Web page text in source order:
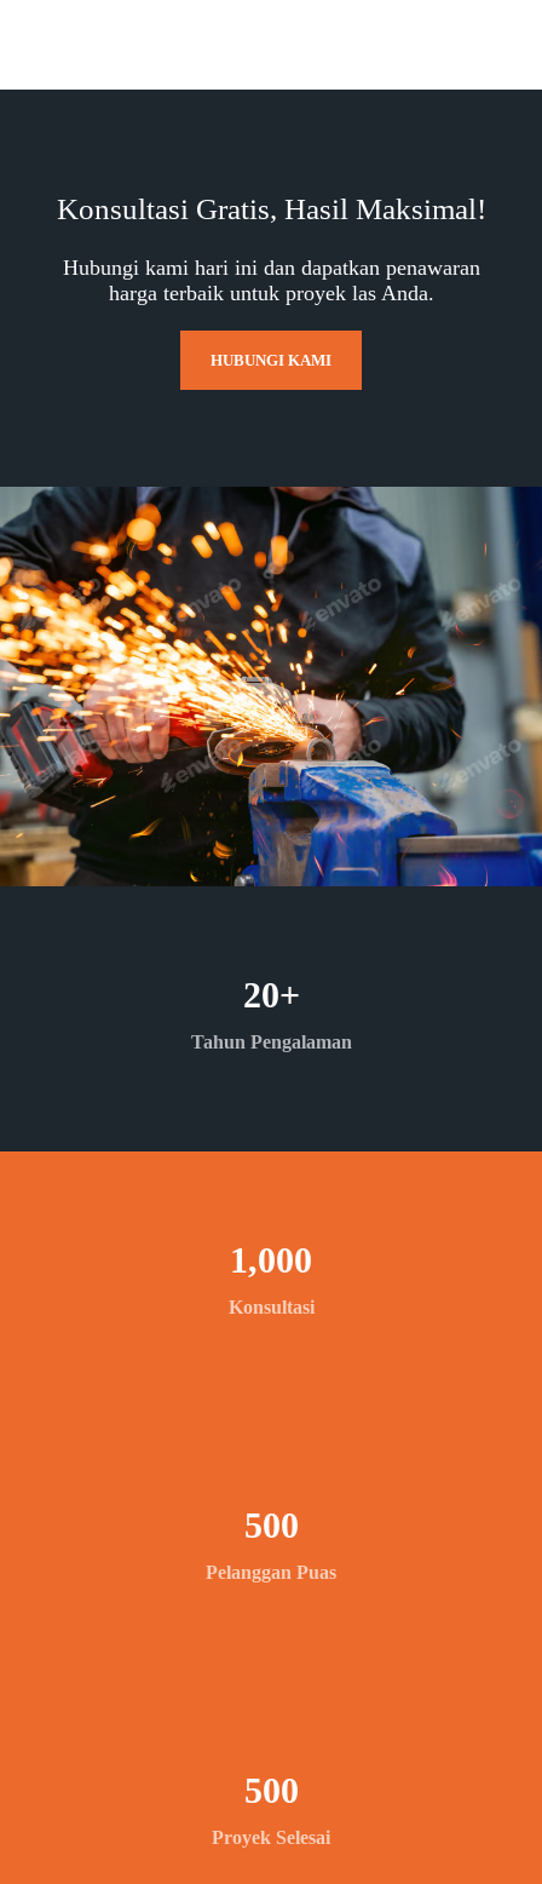
Konsultasi Gratis, Hasil Maksimal!
Hubungi kami hari ini dan dapatkan penawaran
harga terbaik untuk proyek las Anda.
HUBUNGI KAMI
Tahun Pengalaman
20+
Konsultasi
1,000
Pelanggan Puas
500
Proyek Selesai
500